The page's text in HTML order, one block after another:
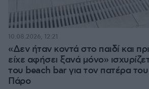
«Δεν ήταν κοντά στο παιδί και
είχε αφήσει ξανά μόνο»
του beach bar για τον πατέρα
Πάρο
10.08.2026, 12:21